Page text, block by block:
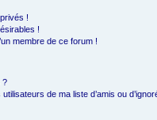
!
!
membre de ce forum !
?
de ma liste d’amis ou